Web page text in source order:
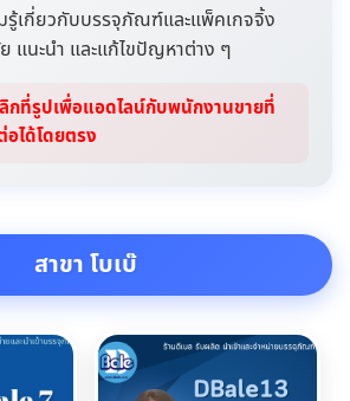
รู้เกี่ยวกับบรรจุภัณฑ์และแพ็คเกจจิ้ง
แนะนำ และแก้ไขปัญหาต่าง ๆ
กที่รูปเพื่อแอดไลน์กับพนักงานขายที่
ได้โดยตรง
สาขา โบเบ๊